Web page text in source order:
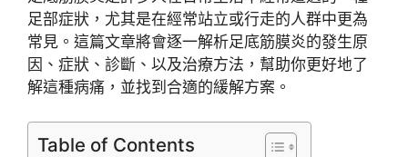
足部症狀，尤其是在經常站立或行走的人群中更為
常見。這篇文章將會逐一解析足底筋膜炎的發生原
因、症狀、診斷、以及治療方法，幫助你更好地了
解這種病痛，並找到合適的緩解方案。
Table of Contents